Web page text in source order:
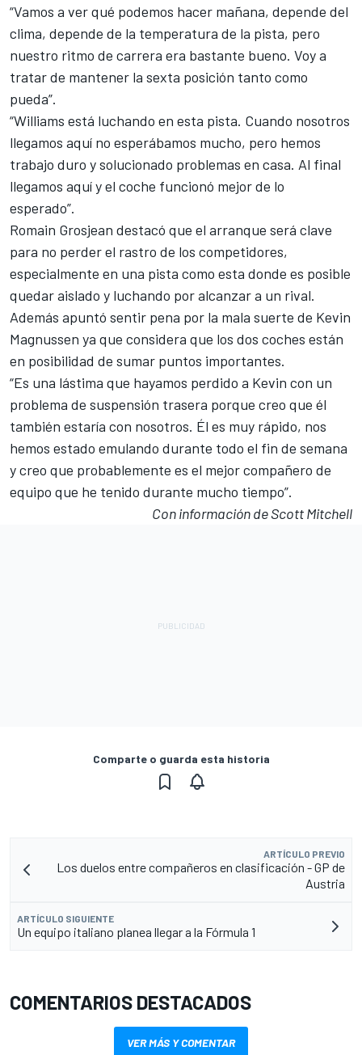
“Vamos a ver qué podemos hacer mañana, depende del
clima, depende de la temperatura de la pista, pero
nuestro ritmo de carrera era bastante bueno. Voy a
tratar de mantener la sexta posición tanto como
pueda”.
“Williams está luchando en esta pista. Cuando nosotros
llegamos aquí no esperábamos mucho, pero hemos
trabajo duro y solucionado problemas en casa. Al final
llegamos aquí y el coche funcionó mejor de lo
esperado”.
Romain Grosjean destacó que el arranque será clave
para no perder el rastro de los competidores,
especialmente en una pista como esta donde es posible
quedar aislado y luchando por alcanzar a un rival.
Además apuntó sentir pena por la mala suerte de Kevin
Magnussen ya que considera que los dos coches están
en posibilidad de sumar puntos importantes.
“Es una lástima que hayamos perdido a Kevin con un
problema de suspensión trasera porque creo que él
también estaría con nosotros. Él es muy rápido, nos
hemos estado emulando durante todo el fin de semana
y creo que probablemente es el mejor compañero de
equipo que he tenido durante mucho tiempo”.
Con información de Scott Mitchell
Comparte o guarda esta historia
ARTÍCULO PREVIO
Los duelos entre compañeros en clasificación - GP de
Austria
ARTÍCULO SIGUIENTE
Un equipo italiano planea llegar a la Fórmula 1
COMENTARIOS DESTACADOS
VER MÁS Y COMENTAR